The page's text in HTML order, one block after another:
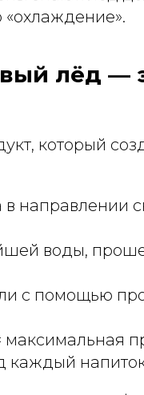
«охлаждение».
лёд —
который
направлении
воды,
с помощью
каждый